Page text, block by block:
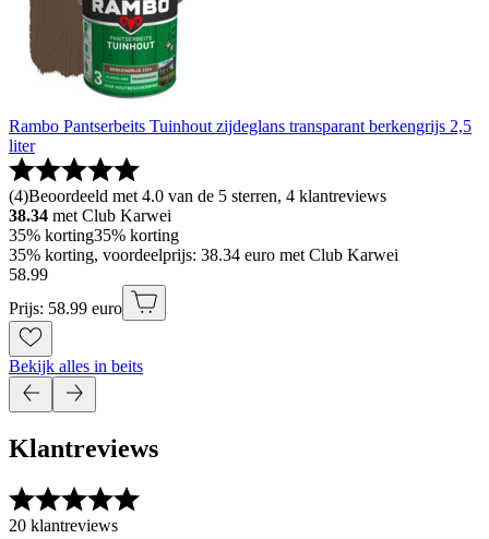
Rambo Pantserbeits Tuinhout zijdeglans transparant berkengrijs 2,5
liter
(4)Beoordeeld met 4.0 van de 5 sterren, 4 klantreviews
38.34 met Club Karwei
35% korting35% korting
35% korting, voordeelprijs: 38.34 euro met Club Karwei
58.99
Prijs: 58.99 euro
Bekijk alles in beits
Klantreviews
20 klantreviews